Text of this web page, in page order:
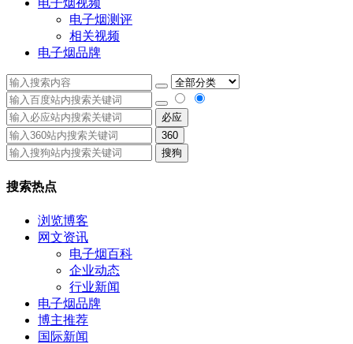
电子烟视频
电子烟测评
相关视频
电子烟品牌
必应
360
搜狗
搜索热点
浏览博客
网文资讯
电子烟百科
企业动态
行业新闻
电子烟品牌
博主推荐
国际新闻